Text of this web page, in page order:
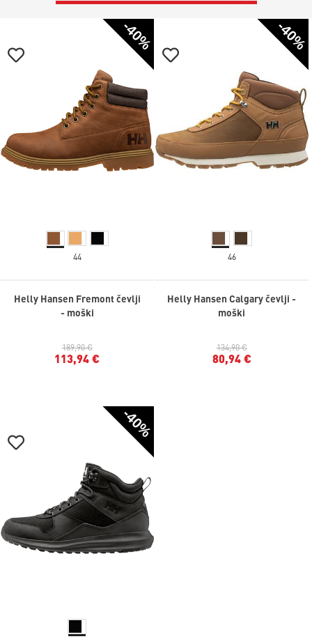
-40%
44
Helly Hansen Fremont čevlji
- moški
189,90 €
113,94 €
-40%
46
Helly Hansen Calgary čevlji -
moški
134,90 €
80,94 €
-40%